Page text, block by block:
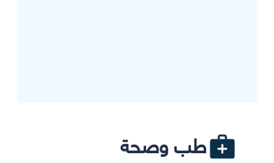
طب وصحة